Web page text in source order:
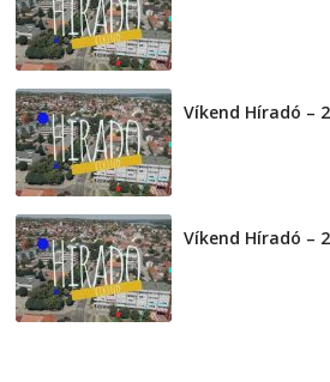
Víkend Híradó –
Víkend Híradó –